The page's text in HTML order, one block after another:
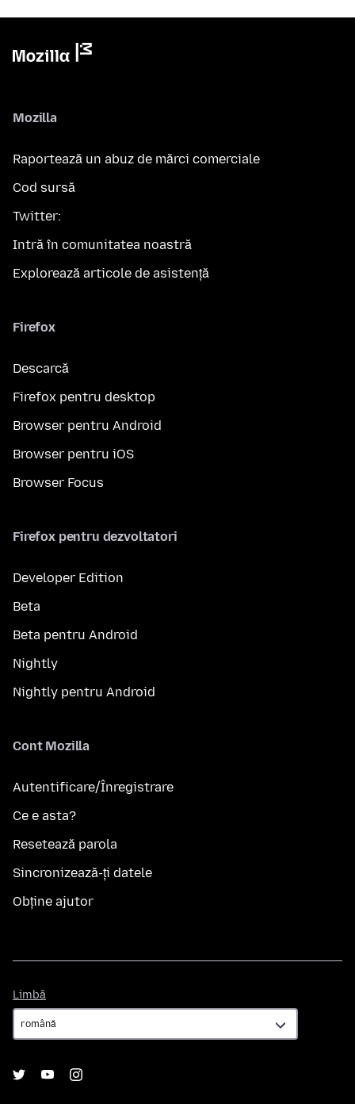
Mozilla
Raportează un abuz de mărci comerciale
Cod sursă
Twitter:
Intră în comunitatea noastră
Explorează articole de asistență
Firefox
Descarcă
Firefox pentru desktop
Browser pentru Android
Browser pentru iOS
Browser Focus
Firefox pentru dezvoltatori
Developer Edition
Beta
Beta pentru Android
Nightly
Nightly pentru Android
Cont Mozilla
Autentificare/Înregistrare
Ce e asta?
Resetează parola
Sincronizează-ți datele
Obține ajutor
Limbă